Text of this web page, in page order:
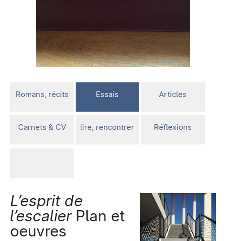
Romans, récits Essais Articles
Carnets & CV lire, rencontrer Réflexions
L’esprit de
l’escalierPlan et
oeuvres